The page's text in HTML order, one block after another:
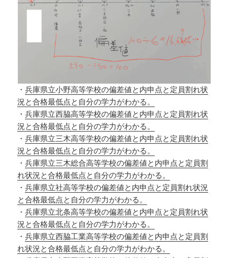
・兵庫県立小野高等学校の偏差値と内申点と定員割れ状
況と合格最低点と自分の学力がわかる。
・兵庫県立西脇高等学校の偏差値と内申点と定員割れ状
況と合格最低点と自分の学力がわかる。
・兵庫県立三木高等学校の偏差値と内申点と定員割れ状
況と合格最低点と自分の学力がわかる。
・兵庫県立三木総合高等学校の偏差値と内申点と定員割
れ状況と合格最低点と自分の学力がわかる。
・兵庫県立社高等学校の偏差値と内申点と定員割れ状況
と合格最低点と自分の学力がわかる。
・兵庫県立北条高等学校の偏差値と内申点と定員割れ状
況と合格最低点と自分の学力がわかる。
・兵庫県立西脇工業高等学校の偏差値と内申点と定員割
れ状況と合格最低点と自分の学力がわかる。